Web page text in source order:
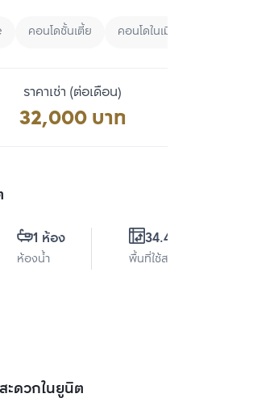
คอนโดชั้นเตี้ย คอนโดในเมือง
ราคาเช่า (ต่อเดือน)
32,000 บาท
1 ห้อง
ห้องน้ำ
34.43 ตร.ม.
พื้นที่ใช้สอย
ะดวกในยูนิต